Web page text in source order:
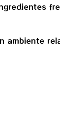
ambiente